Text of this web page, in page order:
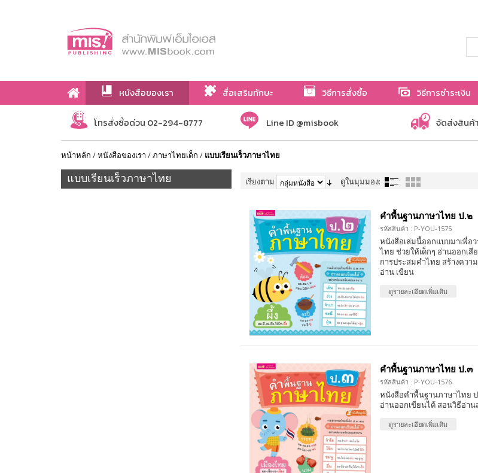
หนังสือของเรา สื่อเสริมทักษะ วิธีการสั่งซื้อ วิธีการชำระเงิน
เกี่ยวกับเรา
โทรสั่งซื้อด่วน 02-294-8777 Line ID @misbook จัดส่งสินค้
หน้าหลัก /หนังสือของเรา /ภาษาไทยเด็ก / แบบเรียนเร็วภาษาไทย
แบบเรียนเร็วภาษาไทย เรียงตาม ดูในมุมมอง:
คำพื้นฐานภาษาไทย ป.๒
รหัสสินค้า : P-YOU-1575
หนังสือเล่มนี้ออกแบบมาเพื่อ
ไทย ช่วยให้เด็กๆ อ่านออกเสี
การประสมคำไทย สร้างคว
อ่าน เขียน
ดูรายละเอียดเพิ่มเติม
คำพื้นฐานภาษาไทย ป.๓
รหัสสินค้า : P-YOU-1576
หนังสือคำพื้นฐานภาษาไทย
อ่านออกเขียนได้ สอนวิธีอ่า
ดูรายละเอียดเพิ่มเติม